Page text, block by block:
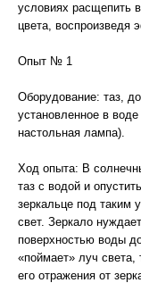
условиях расщепить
цвета, воспроизведя
Опыт № 1
Оборудование: таз,
установленное в
настольная лампа).
Ход опыта: В
таз с водой и
зеркальце под таким
свет. Зеркало
поверхностью воды
«поймает» луч света,
его отражения от